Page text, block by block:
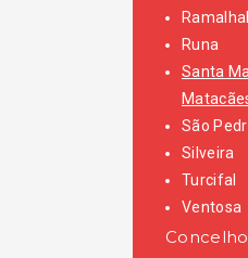
Ramalhal
Runa
Santa
São
Silveira
Turcifal
Ventosa
Concelho